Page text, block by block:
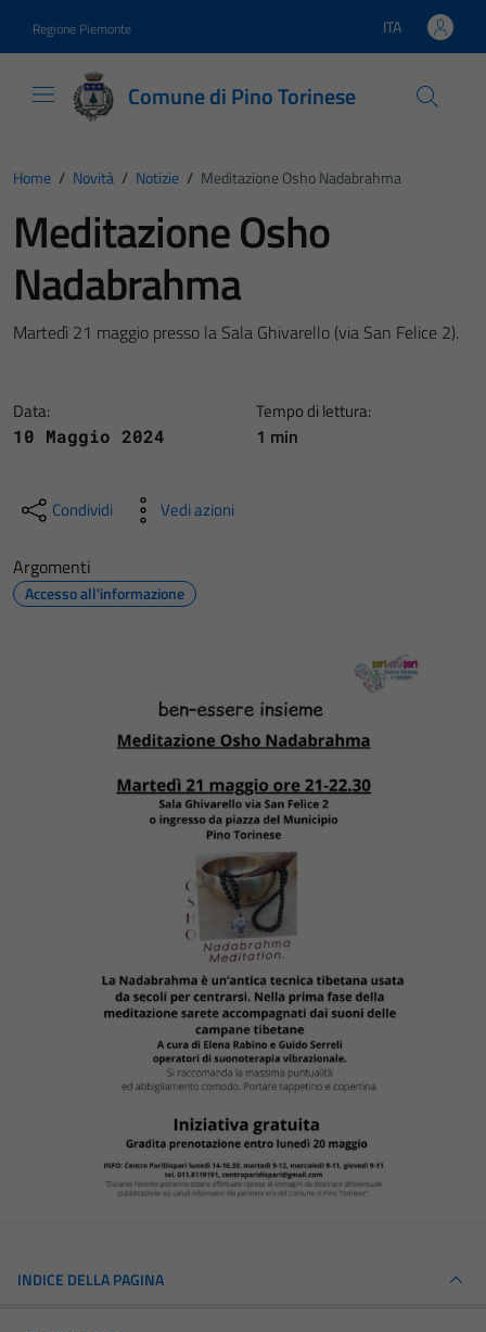
Regione Piemonte Lingua attiva:
ITA
Comune di Pino Torinese
Home / Novità / Notizie / Meditazione Osho Nadabrahma
Meditazione Osho
Nadabrahma
Martedì 21 maggio presso la Sala Ghivarello (via San Felice 2).
Data:
10 Maggio 2024
Tempo di lettura:
1 min
Condividi Vedi azioni
Argomenti
Accesso all'informazione
INDICE DELLA PAGINA